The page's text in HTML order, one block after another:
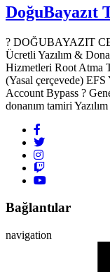
DoğuBayazıt
? DOĞUBAYAZIT
Ücretli Yazılım &
Hizmetleri Root Atma
(Yasal çerçevede)
Account Bypass ?
donanım tamiri
Bağlantılar
navigation